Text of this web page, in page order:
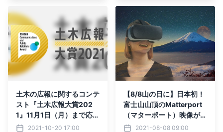
土木の広報に関するコンテ
スト『土木広報大賞202
1』11月1日（月）まで応募
受付中！2021-10-20 17:00
【8/8山の日に】日本初！
富士山山頂のMatterport
（マターポート）映像が公
開！2021-08-08 09:00